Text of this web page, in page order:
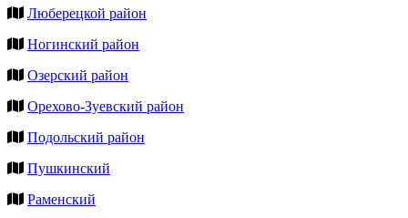
Люберецкой район
Ногинский район
Озерский район
Орехово-Зуевский район
Подольский район
Пушкинский
Раменский